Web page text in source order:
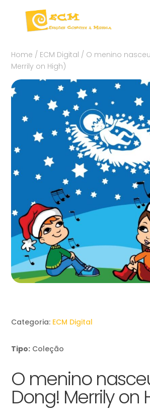
Home / ECM Digital / O menino
Merrily on High)
Categoria: ECM Digital
Tipo: Coleção
O menino
Dong! Merrily on